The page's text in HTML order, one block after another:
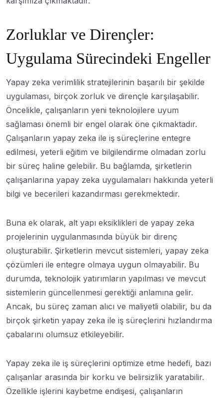
Zorluklar ve Dirençler:
Uygulama Sürecindeki Engeller
Yapay zeka verimlilik stratejilerinin başarılı bir şekilde
uygulaması, birçok zorluk ve dirençle karşılaşabilir.
Öncelikle, çalışanların yeni teknolojilere uyum
sağlaması önemli bir engel olarak öne çıkmaktadır.
Çalışanların yapay zeka ile iş süreçlerine entegre
edilmesi, yeterli eğitim ve bilgilendirme olmadan zorlu
bir süreç haline gelebilir. Bu bağlamda, şirketlerin
çalışanlarına yapay zeka uygulamaları hakkında yeterli
bilgi ve becerileri kazandırması gerekmektedir.
Buna ek olarak, alt yapı eksiklikleri de yapay zeka
projelerinin uygulanmasında büyük bir direnç
oluşturabilir. Şirketlerin mevcut sistemleri, yapay zeka
çözümleri ile entegre olmaya uygun olmayabilir. Bu
durumda, teknolojik yatırımların yapılması ve mevcut
sistemlerin güncellenmesi gerektiği anlamına gelir.
Ancak, bu süreç zaman alıcı ve maliyetli olabilir, bu da
birçok şirketin yapay zeka ile iş süreçlerini hızlandırma
çabalarını olumsuz etkileyebilir.
Yapay zeka ile iş süreçlerini optimize etme hedefi, bazı
çalışanlar arasında bir korku ve belirsizlik yaratabilir.
Özellikle işlerini kaybetme endişesi, çalışanların